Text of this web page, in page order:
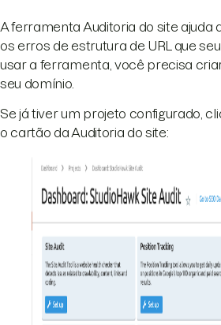
A ferramenta Auditoria do site ajuda
os erros de estrutura de URL que
usar a ferramenta, você precisa
seu domínio.
Se já tiver um projeto configurado,
o cartão da Auditoria do site: